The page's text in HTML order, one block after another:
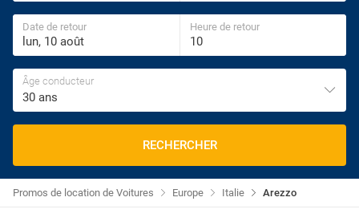
Date de retour Heure de retour
Âge conducteur
30 ans
RECHERCHER
Arezzo
Italie
Europe
Promos de location de Voitures